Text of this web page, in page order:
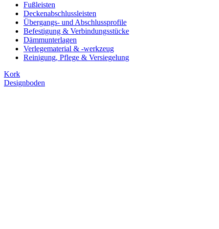
Fußleisten
Deckenabschlussleisten
Übergangs- und Abschlussprofile
Befestigung & Verbindungsstücke
Dämmunterlagen
Verlegematerial & -werkzeug
Reinigung, Pflege & Versiegelung
Kork
Designboden